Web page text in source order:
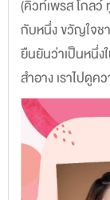
(คิวท์เพรส โกล
กับหนึ่ง ขวัญใจช
ยืนยันว่าเป็นหนึ่ง
สำอาง เราไปดู